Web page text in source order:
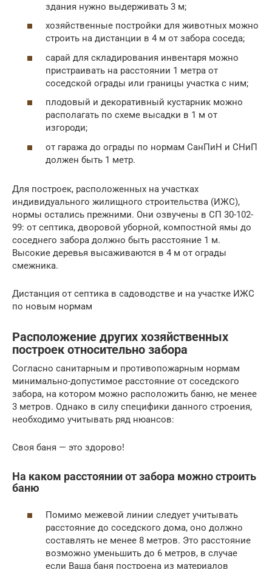
здания нужно выдерживать 3 м;
хозяйственные постройки для животных можно
строить на дистанции в 4 м от забора соседа;
сарай для складирования инвентаря можно
пристраивать на расстоянии 1 метра от
соседской ограды или границы участка с ним;
плодовый и декоративный кустарник можно
располагать по схеме высадки в 1 м от
изгороди;
от гаража до ограды по нормам СанПиН и СНиП
должен быть 1 метр.
Для построек, расположенных на участках
индивидуального жилищного строительства (ИЖС),
нормы остались прежними. Они озвучены в СП 30-102-
99: от септика, дворовой уборной, компостной ямы до
соседнего забора должно быть расстояние 1 м.
Высокие деревья высаживаются в 4 м от ограды
смежника.
Дистанция от септика в садоводстве и на участке ИЖС
по новым нормам
Расположение других хозяйственных
построек относительно забора
Согласно санитарным и противопожарным нормам
минимально-допустимое расстояние от соседского
забора, на котором можно расположить баню, не менее
3 метров. Однако в силу специфики данного строения,
необходимо учитывать ряд нюансов:
Своя баня — это здорово!
На каком расстоянии от забора можно строить
баню
Помимо межевой линии следует учитывать
расстояние до соседского дома, оно должно
составлять не менее 8 метров. Это расстояние
возможно уменьшить до 6 метров, в случае
если Ваша баня построена из материалов